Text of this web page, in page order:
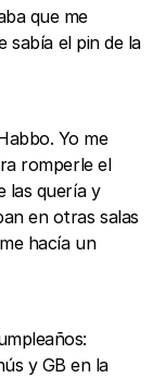
que me
sabía el pin de la
Yo me
romperle el
las quería y
en otras salas
hacía un
y GB en la